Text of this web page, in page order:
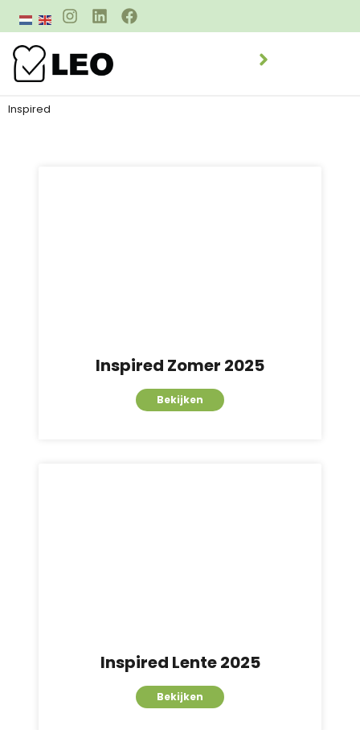
Inspired
Inspired Zomer 2025
Bekijken
Inspired Lente 2025
Bekijken